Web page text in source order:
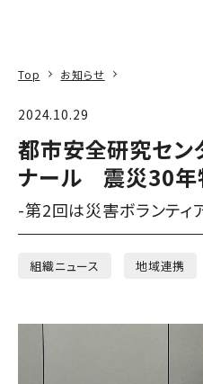
Top お知らせ
2024.10.29
都市安全研究セン
ナール 震災30年
-第2回は災害ボランティ
組織ニュース 地域連携